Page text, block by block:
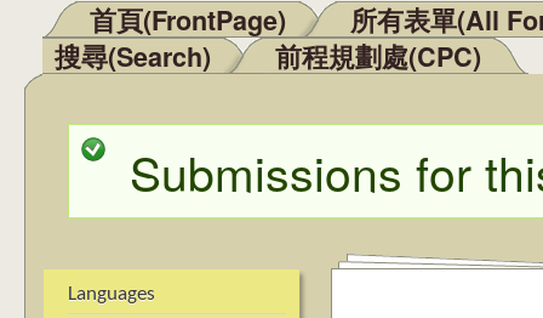
Main menu
首頁(FrontPage)
所有表單(All
搜尋(Search)
前程規劃處(CPC)
Status message
Submissions for
Languages